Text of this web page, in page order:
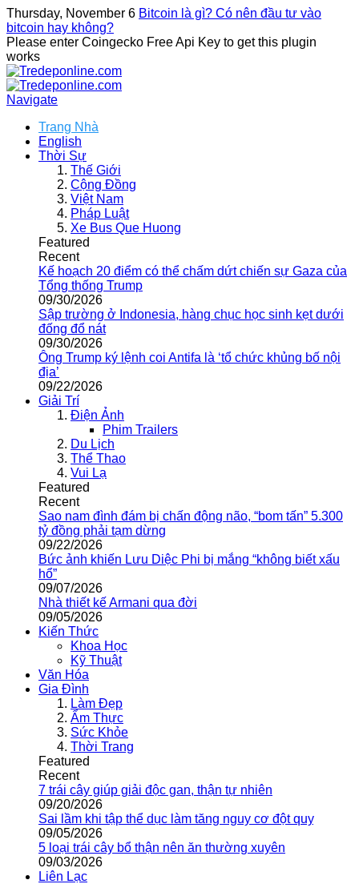
Thursday, November 6 Bitcoin là gì? Có nên đầu tư vào
bitcoin hay không?
Please enter Coingecko Free Api Key to get this plugin
works
Navigate
Trang Nhà
English
Thời Sự
Thế Giới
Cộng Đồng
Việt Nam
Pháp Luật
Xe Bus Que Huong
Featured
Recent
Kế hoạch 20 điểm có thể chấm dứt chiến sự Gaza của
Tổng thống Trump
09/30/2026
Sập trường ở Indonesia, hàng chục học sinh kẹt dưới
đống đổ nát
09/30/2026
Ông Trump ký lệnh coi Antifa là ‘tổ chức khủng bố nội
địa’
09/22/2026
Giải Trí
Điện Ảnh
Phim Trailers
Du Lịch
Thể Thao
Vui Lạ
Featured
Recent
Sao nam đình đám bị chấn động não, “bom tấn” 5.300
tỷ đồng phải tạm dừng
09/22/2026
Bức ảnh khiến Lưu Diệc Phi bị mắng “không biết xấu
hổ”
09/07/2026
Nhà thiết kế Armani qua đời
09/05/2026
Kiến Thức
Khoa Học
Kỹ Thuật
Văn Hóa
Gia Đình
Làm Đẹp
Ẩm Thực
Sức Khỏe
Thời Trang
Featured
Recent
7 trái cây giúp giải độc gan, thận tự nhiên
09/20/2026
Sai lầm khi tập thể dục làm tăng nguy cơ đột quỵ
09/05/2026
5 loại trái cây bổ thận nên ăn thường xuyên
09/03/2026
Liên Lạc